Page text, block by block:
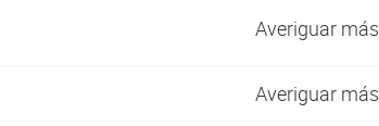
Averiguar más
Averiguar más